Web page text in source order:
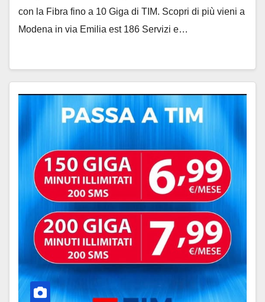
con la Fibra fino a 10 Giga di TIM. Scopri di più vieni a
Modena in via Emilia est 186 Servizi e…